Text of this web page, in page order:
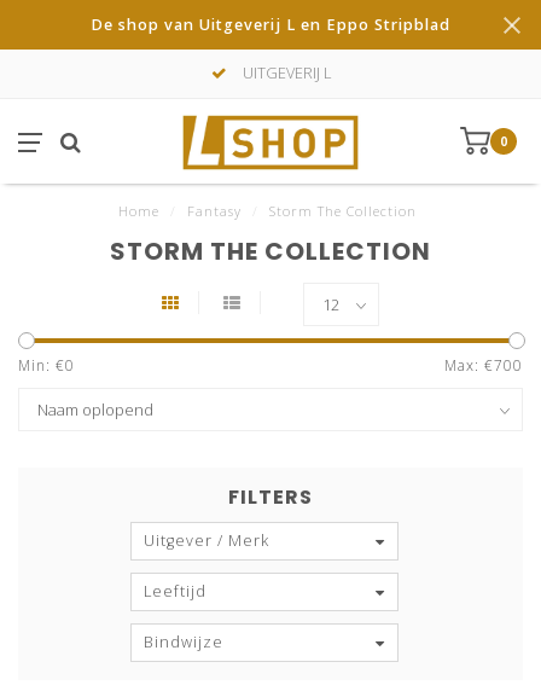
De shop van Uitgeverij L en Eppo Stripblad
UITGEVERIJ L
0
Home Fantasy Storm The Collection
STORM THE COLLECTION
Min: €0 Max: €700
FILTERS
Uitgever / Merk
Leeftijd
Bindwijze